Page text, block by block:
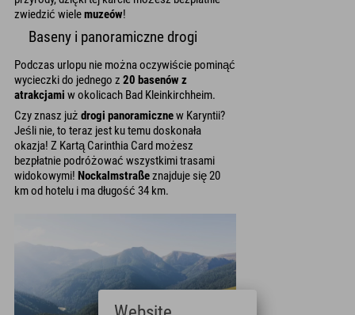
zwiedzić wielemuzeów!
Baseny i panoramiczne drogi
Podczas urlopu nie można oczywiście pominąć
wycieczki do jednego z 20 basenów z
atrakcjami w okolicach Bad Kleinkirchheim.
Czy znasz już drogi panoramicznew Karyntii?
Jeśli nie, to teraz jest ku temu doskonała
okazja! Z Kartą Carinthia Card możesz
bezpłatnie podróżować wszystkimi trasami
widokowymi! Nockalmstraßeznajduje się 20
km od hotelu i ma długość 34 km.